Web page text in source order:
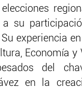
a su
experiencia
Economía
del
en la